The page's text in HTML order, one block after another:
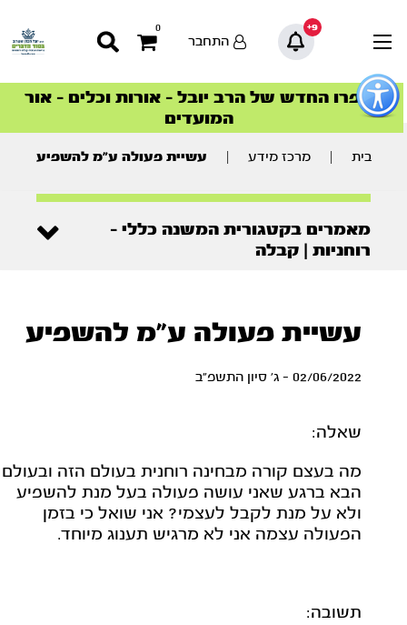
כפתור
לפתיחת
תפריט
9+
0
התחבר
סדרות הפודקאסטים
הסדרה המובילה החודש – דרך המלך
ספרו החדש של הרב יובל – אורות וכלים – אור
המועדים
הצטרפו למהפכת הבריאות הטבעית >
סדרות הפודקאסטים
הסדרה המובילה החודש – דרך המלך
בית מרכז מידע עשיית פעולה ע”מ להשפיע
מאמרים בקטגורית המשנה כללי -
רוחניות | קבלה
עשיית פעולה ע"מ להשפיע
02/06/2022 - ג' סיון התשפ"ב
שאלה:
מה בעצם קורה מבחינה רוחנית בעולם הזה ובעולם
הבא ברגע שאני עושה פעולה בעל מנת להשפיע
ולא על מנת לקבל לעצמי? אני שואל כי בזמן
הפעולה עצמה אני לא מרגיש תענוג מיוחד.
תשובה: